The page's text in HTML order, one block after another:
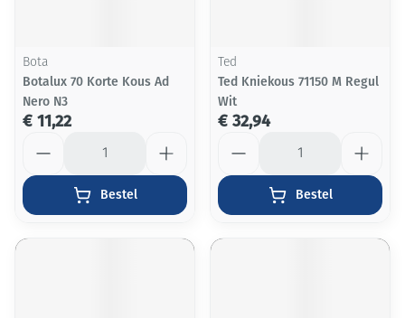
Bota
Botalux 70 Korte Kous Ad
Nero N3
€ 11,22
Bestel
Ted
Ted Kniekous 71150 M Regul
Wit
€ 32,94
Bestel